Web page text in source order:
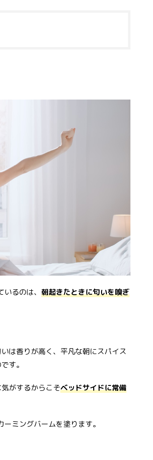
るのは、 朝起きたときに匂いを嗅ぎ
は香りが高く、平凡な朝にスパイス
す。
がするからこそベッドサイドに常備
ミングバームを塗ります。